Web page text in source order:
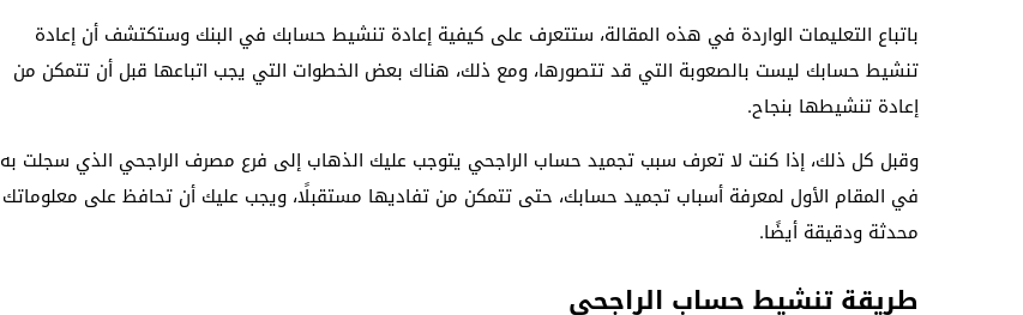
باتباع التعليمات الواردة في هذه المقالة، ستتعرف على كيفية إعادة تنشيط حسابك في البنك وستكتشف أن إعادة
تنشيط حسابك ليست بالصعوبة التي قد تتصورها، ومع ذلك، هناك بعض الخطوات التي يجب اتباعها قبل أن تتمكن من
إعادة تنشيطها بنجاح.
وقبل كل ذلك، إذا كنت لا تعرف سبب تجميد حساب الراجحي يتوجب عليك الذهاب إلى فرع مصرف الراجحي الذي سجلت به
في المقام الأول لمعرفة أسباب تجميد حسابك، حتى تتمكن من تفاديها مستقبلًا، ويجب عليك أن تحافظ على معلوماتك
محدثة ودقيقة أيضًا.
طريقة تنشيط حساب الراجحي